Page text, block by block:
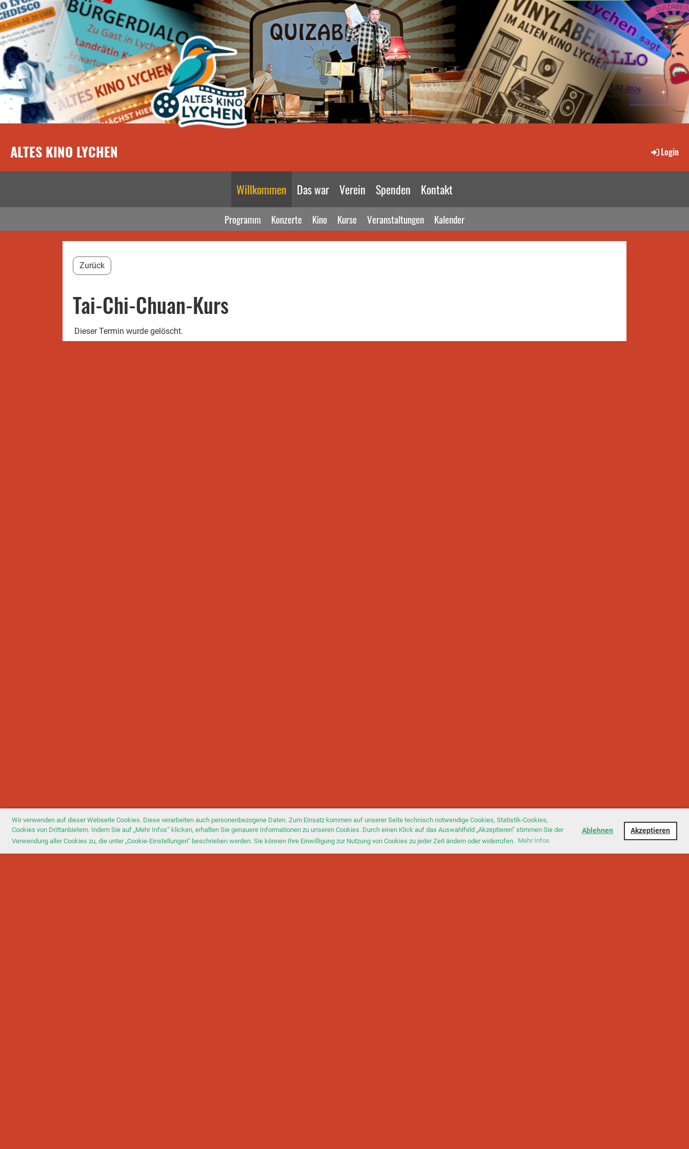
Wir verwenden auf dieser Webseite Cookies. Diese verarbeiten auch personenbezogene Daten. Zum Einsatz kommen auf unserer Seite technisch notwendige Cookies, Statistik-Cookies,
Cookies von Drittanbietern. Indem Sie auf „Mehr Infos“ klicken, erhalten Sie genauere Informationen zu unseren Cookies. Durch einen Klick auf das Auswahlfeld „Akzeptieren“ stimmen Sie der
Verwendung aller Cookies zu, die unter „Cookie-Einstellungen“ beschrieben werden. Sie können Ihre Einwilligung zur Nutzung von Cookies zu jeder Zeit ändern oder widerrufen. Mehr Infos
Ablehnen Akzeptieren
ALTES KINO LYCHEN Login
Willkommen Das war Verein Spenden Kontakt
Programm Konzerte Kino Kurse Veranstaltungen Kalender
Zurück
Tai-Chi-Chuan-Kurs
Dieser Termin wurde gelöscht.